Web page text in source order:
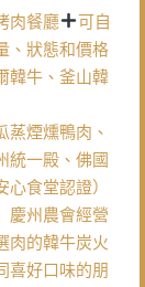
肉餐廳
可自
、狀態和價格
韓牛、釜山韓
蒸煙燻鴨肉、
統一殿、佛國
食堂認證）
慶州農會經營
肉的韓牛炭火
喜好口味的朋